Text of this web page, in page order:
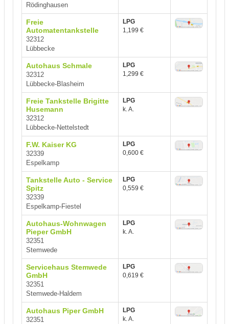
Rödinghausen
Freie
Automatentankstelle
32312
Lübbecke
LPG
1,199 €
Autohaus Schmale
32312
Lübbecke-Blasheim
LPG
1,299 €
Freie Tankstelle Brigitte
Husemann
32312
Lübbecke-Nettelstedt
LPG
k. A.
F.W. Kaiser KG
32339
Espelkamp
LPG
0,600 €
Tankstelle Auto - Service
Spitz
32339
Espelkamp-Fiestel
LPG
0,559 €
Autohaus-Wohnwagen
Pieper GmbH
32351
Stemwede
LPG
k. A.
Servicehaus Stemwede
GmbH
32351
Stemwede-Haldem
LPG
0,619 €
Autohaus Piper GmbH
32351
LPG
k. A.